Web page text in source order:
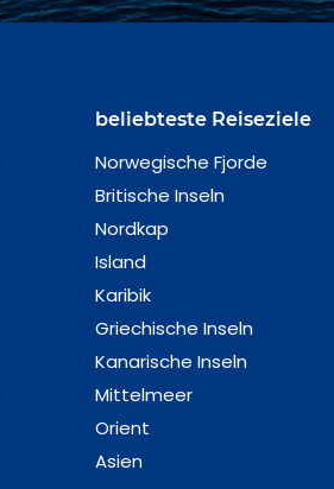
beliebteste Reiseziele
Norwegische Fjorde
Britische Inseln
Nordkap
Island
Karibik
Griechische Inseln
Kanarische Inseln
Mittelmeer
Orient
Asien